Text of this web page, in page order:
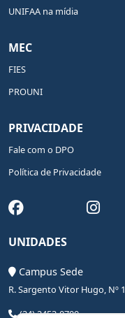
UNIFAA na mídia
MEC
FIES
PROUNI
PRIVACIDADE
Fale com o DPO
Política de Privacidade
UNIDADES
Campus Sede
R. Sargento Vitor Hugo, Nº
(24) 2453-0700